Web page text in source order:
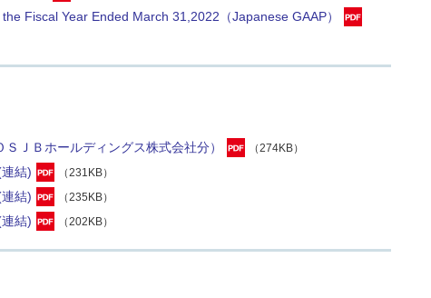
Fiscal Year Ended March 31,2022（Japanese GAAP）
ＪＢホールディングス株式会社分） （274KB）
結) （231KB）
結) （235KB）
結) （202KB）